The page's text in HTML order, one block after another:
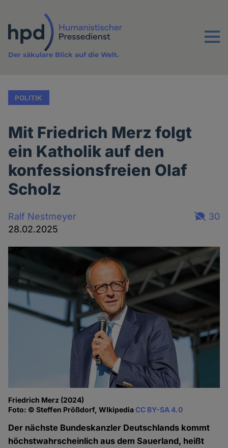
Inhalt
Menu
Der säkulare Blick auf die Welt.
POLITIK
Mit Friedrich Merz folgt
ein Katholik auf den
konfessionsfreien Olaf
Scholz
Ralf Nestmeyer
28.02.2025
30
Friedrich Merz (2024)
Foto: © Steffen Prößdorf, WIkipediaCC BY-SA 4.0
Der nächste Bundeskanzler Deutschlands kommt
höchstwahrscheinlich aus dem Sauerland, heißt